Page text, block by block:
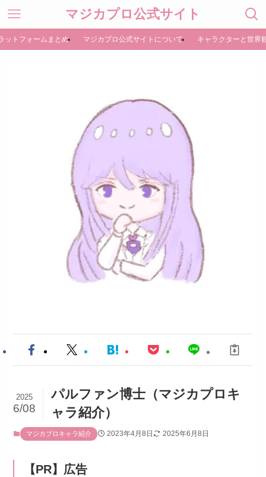
マジカプロ公式サイト
ットフォームまとめ マジカプロ公式サイトについて キャラクターと世界
パルファン博士（マジカプロキ
ャラ紹介）
2025
6/08
マジカプロキャラ紹介 2023年4月8日 2025年6月8日
【PR】広告